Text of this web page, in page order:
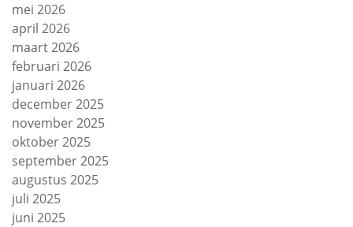
mei 2026
april 2026
maart 2026
februari 2026
januari 2026
december 2025
november 2025
oktober 2025
september 2025
augustus 2025
juli 2025
juni 2025